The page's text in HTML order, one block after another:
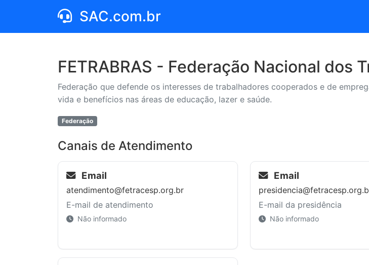
SAC.com.br
FETRABRAS - Federação Nacional dos
Federação que defende os interesses de trabalhadores cooperados e de
vida e benefícios nas áreas de educação, lazer e saúde.
Federação
Canais de Atendimento
Email
atendimento@fetracesp.org.br
E-mail de atendimento
Não informado
Email
E-mail da presidência
Não informado